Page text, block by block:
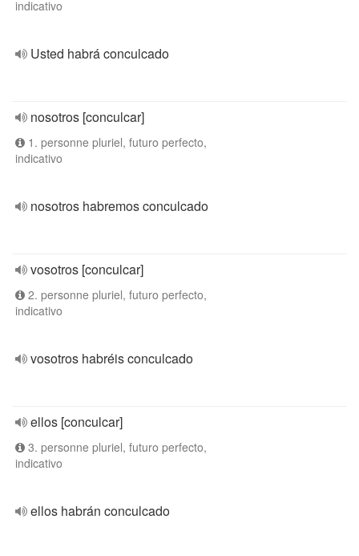
indicativo
Usted habrá conculcado
nosotros [conculcar]
1. personne pluriel, futuro perfecto,
indicativo
nosotros habremos conculcado
vosotros [conculcar]
2. personne pluriel, futuro perfecto,
indicativo
vosotros habréis conculcado
ellos [conculcar]
3. personne pluriel, futuro perfecto,
indicativo
ellos habrán conculcado